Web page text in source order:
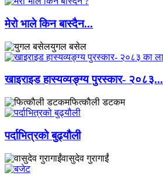
मेरो भाले किन बास्दैन...
युगल बसेल
खाइराइड हास्यव्यङ्ग्य पुरस्कार- २०८३...
फित्काैली डटकम
पर्दाभित्रको बुढ्यौली
वासुदेव गुरागाईं